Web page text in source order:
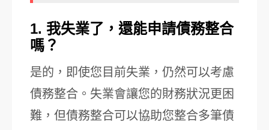
1. 我失業了，還能申請債務整合
嗎？
是的，即使您目前失業，仍然可以考慮
債務整合。失業會讓您的財務狀況更困
難，但債務整合可以協助您整合多筆債